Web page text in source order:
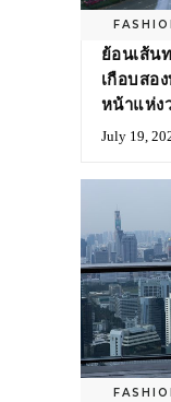
ย้อนเส้น
เกือบสอ
หน้าแห่ง
July 19,